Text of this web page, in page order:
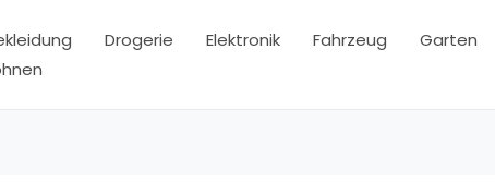
Drogerie Elektronik Fahrzeug Garten